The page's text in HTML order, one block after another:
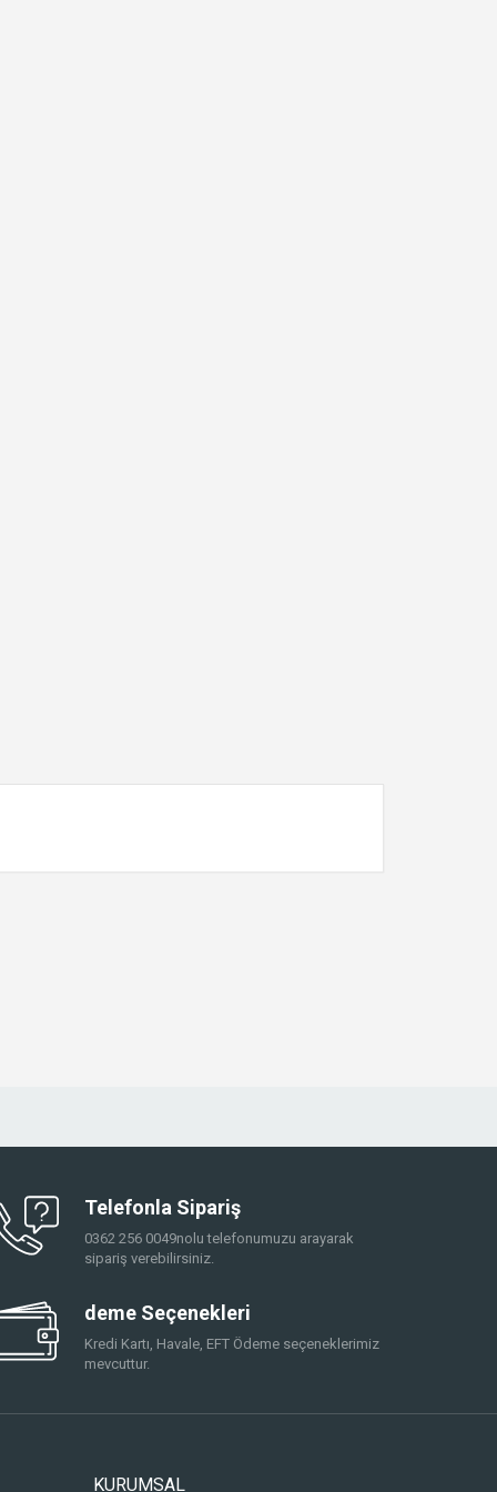
Telefonla Sipariş
0362 256 0049nolu telefonumuzu arayarak
sipariş verebilirsiniz.
deme Seçenekleri
Kredi Kartı, Havale, EFT Ödeme seçeneklerimiz
mevcuttur.
KURUMSAL